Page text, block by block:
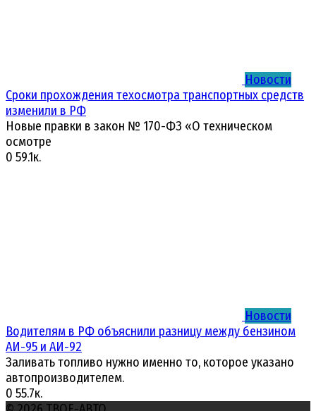
Новости
Сроки прохождения техосмотра транспортных средств
изменили в РФ
Новые правки в закон № 170-ФЗ «О техническом
осмотре
0 59.1к.
Новости
Водителям в РФ объяснили разницу между бензином
АИ-95 и АИ-92
Заливать топливо нужно именно то, которое указано
автопроизводителем.
0 55.7к.